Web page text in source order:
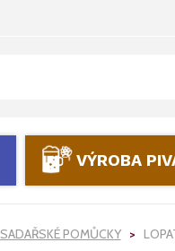
VÝROBA
SADAŘSKÉ POMŮCKY